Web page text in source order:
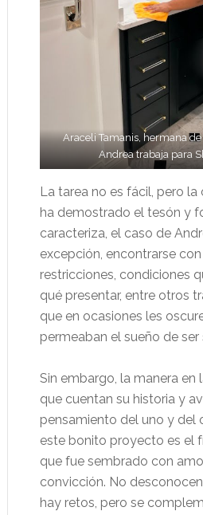
Araceli Tamanis, hermana
Andrea trabaja para
La tarea no es fácil, pero
ha demostrado el tesón y
caracteriza, el caso de
excepción, encontrarse
restricciones, condiciones
qué presentar, entre otros
que en ocasiones les
permeaban el sueño de
Sin embargo, la manera en
que cuentan su historia y
pensamiento del uno y del
este bonito proyecto es el
que fue sembrado con
convicción. No
hay retos, pero se